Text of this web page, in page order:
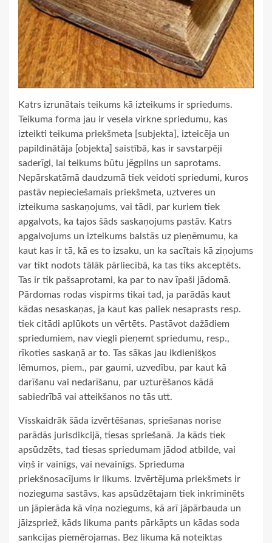
Katrs izrunātais teikums kā izteikums ir spriedums.
Teikuma forma jau ir vesela virkne spriedumu, kas
izteikti teikuma priekšmeta [subjekta], izteicēja un
papildinātāja [objekta] saistībā, kas ir savstarpēji
saderīgi, lai teikums būtu jēgpilns un saprotams.
Nepārskatāmā daudzumā tiek veidoti spriedumi, kuros
pastāv nepieciešamais priekšmeta, uztveres un
izteikuma saskaņojums, vai tādi, par kuriem tiek
apgalvots, ka tajos šāds saskaņojums pastāv. Katrs
apgalvojums un izteikums balstās uz pieņēmumu, ka
kaut kas ir tā, kā es to izsaku, un ka sacītais kā ziņojums
var tikt nodots tālāk pārliecībā, ka tas tiks akceptēts.
Tas ir tik pašsaprotami, ka par to nav īpaši jādomā.
Pārdomas rodas vispirms tikai tad, ja parādās kaut
kādas nesaskaņas, ja kaut kas paliek nesaprasts resp.
tiek citādi aplūkots un vērtēts. Pastāvot dažādiem
spriedumiem, nav viegli pieņemt spriedumu, resp.,
rīkoties saskaņā ar to. Tas sākas jau ikdienišķos
lēmumos, piem., par gaumi, uzvedību, par kaut kā
darīšanu vai nedarīšanu, par uzturēšanos kādā
sabiedrībā vai atteikšanos no tās utt.
Visskaidrāk šāda izvērtēšanas, spriešanas norise
parādās jurisdikcijā, tiesas spriešanā. Ja kāds tiek
apsūdzēts, tad tiesas spriedumam jādod atbilde, vai
viņš ir vainīgs, vai nevainīgs. Sprieduma
priekšnosacījums ir likums. Izvērtējuma priekšmets ir
nozieguma sastāvs, kas apsūdzētajam tiek inkriminēts
un jāpierāda kā viņa noziegums, kā arī jāpārbauda un
jāizspriež, kāds likuma pants pārkāpts un kādas soda
sankcijas piemērojamas. Bez likuma kā noteiktas